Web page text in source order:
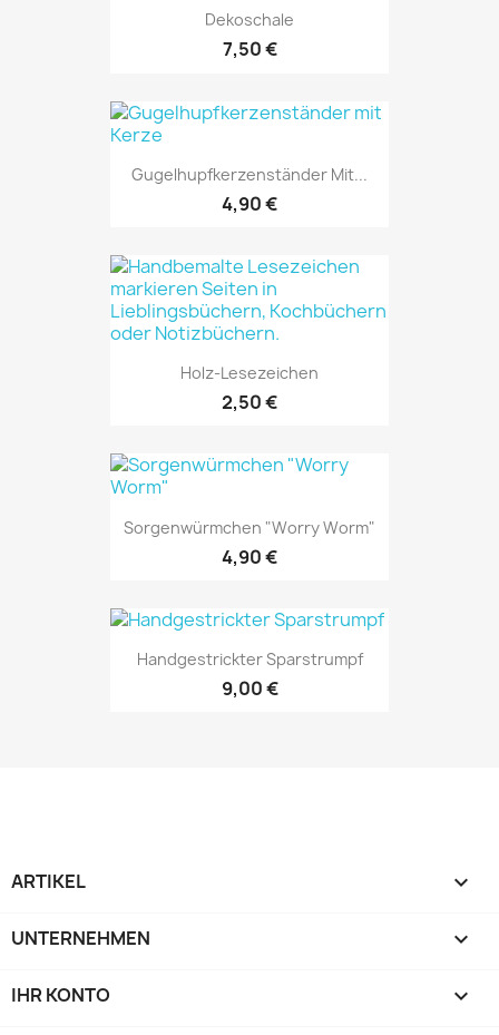
Dekoschale
7,50 €
Gugelhupfkerzenständer Mit...
4,90 €
Holz-Lesezeichen
2,50 €
Sorgenwürmchen "Worry Worm"
4,90 €
Handgestrickter Sparstrumpf
9,00 €
ARTIKEL 
UNTERNEHMEN 
IHR KONTO 